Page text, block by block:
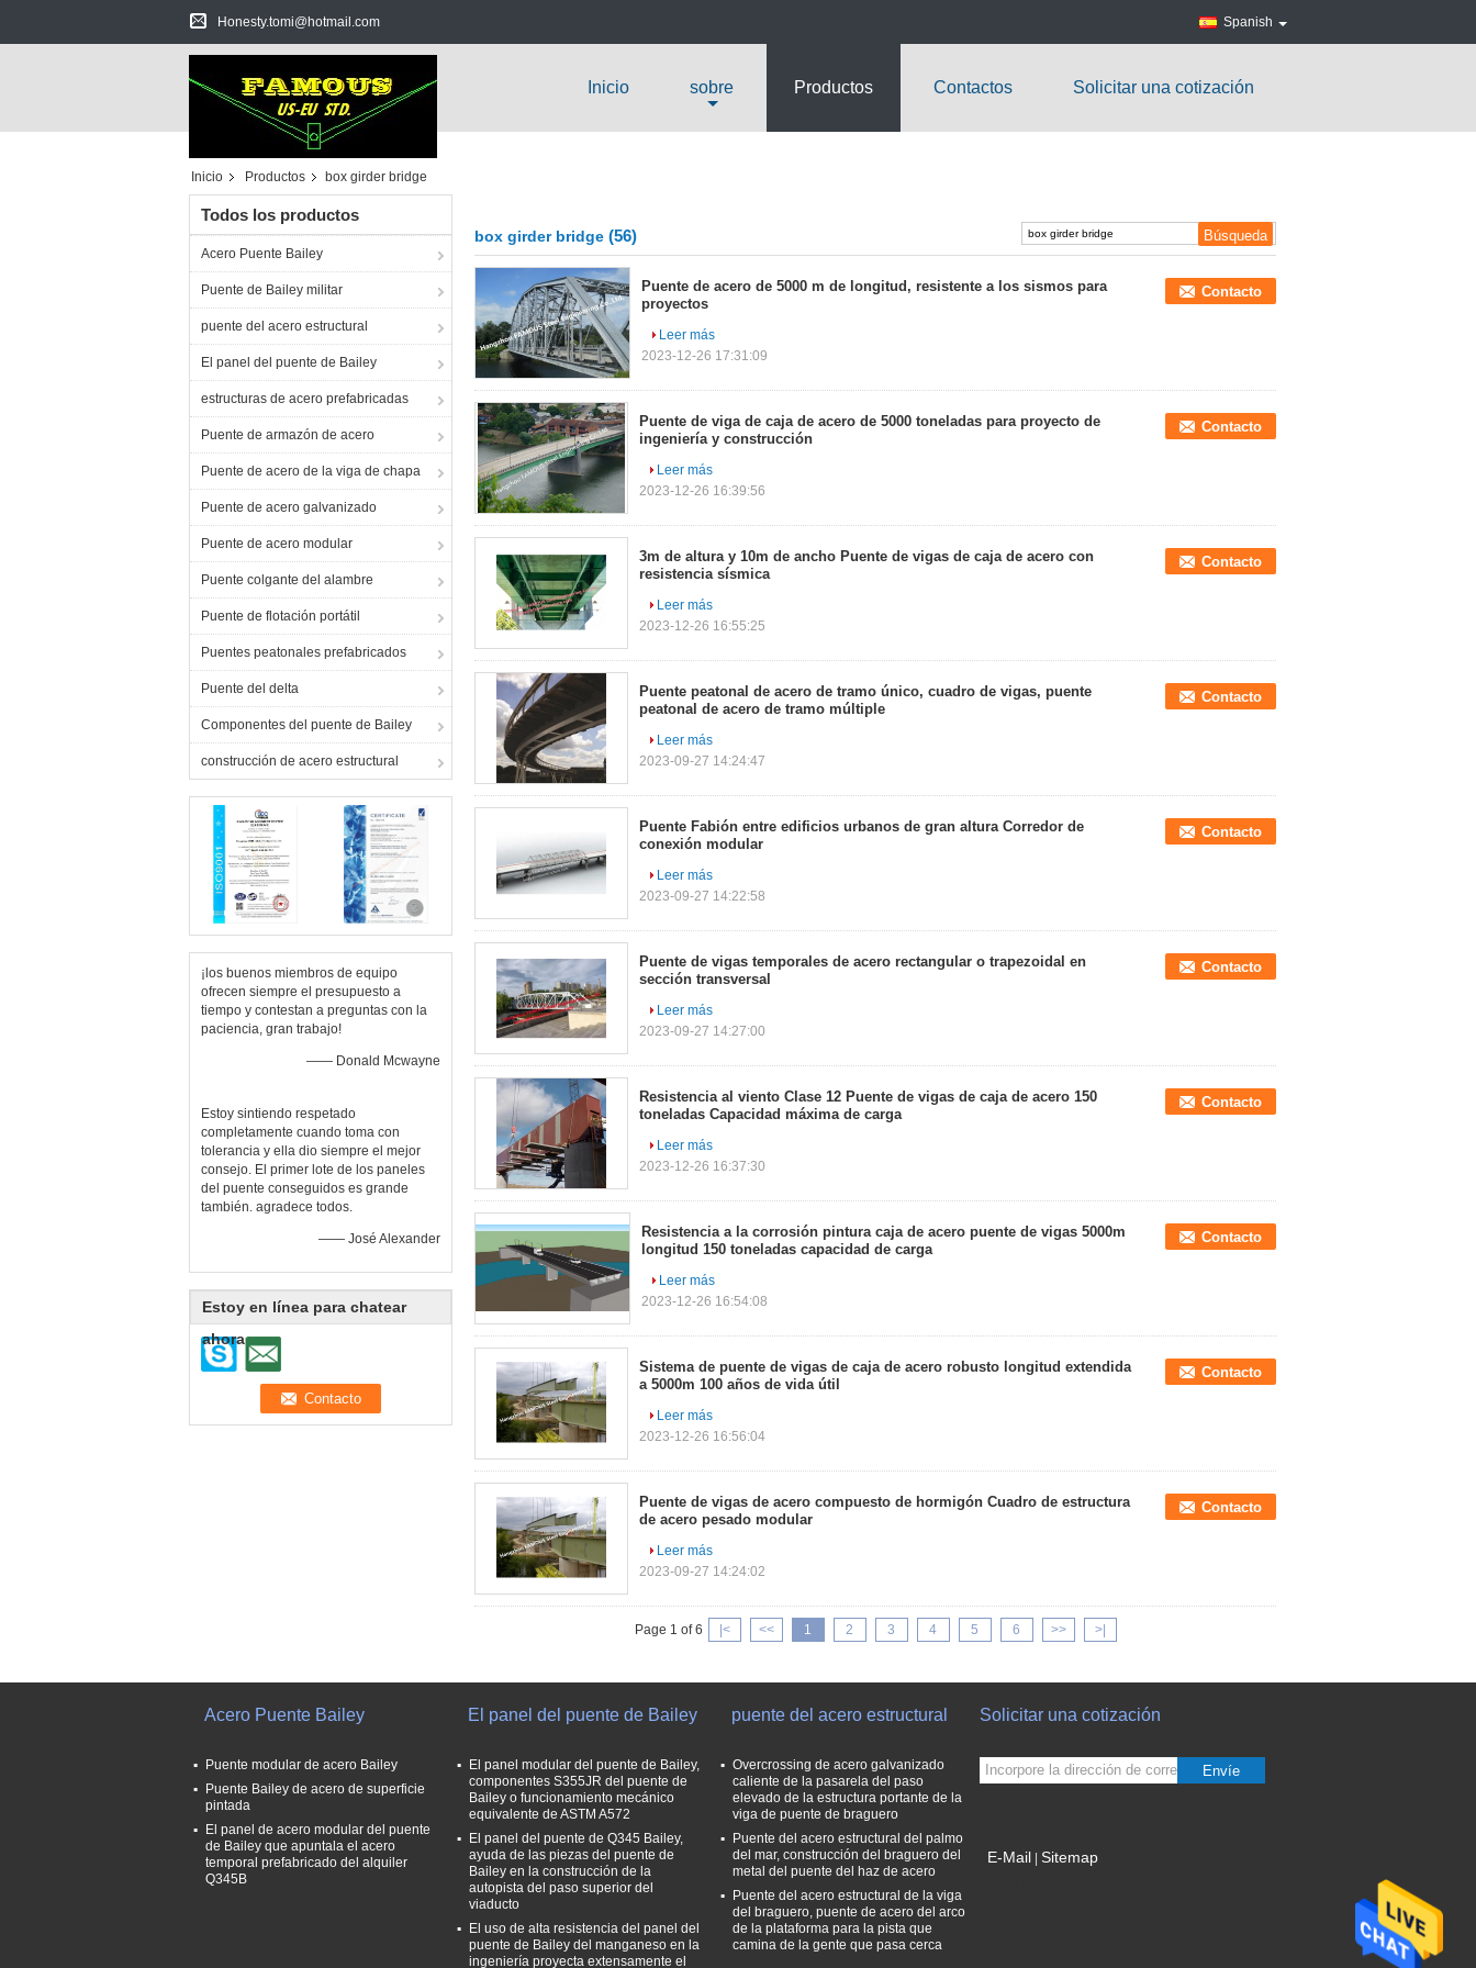
Honesty.tomi@hotmail.com Spanish
Inicio sobre Productos Contactos Solicitar una cotización
Inicio Productos box girder bridge
Todos los productos
Acero Puente Bailey
Puente de Bailey militar
puente del acero estructural
El panel del puente de Bailey
estructuras de acero prefabricadas
Puente de armazón de acero
Puente de acero de la viga de chapa
Puente de acero galvanizado
Puente de acero modular
Puente colgante del alambre
Puente de flotación portátil
Puentes peatonales prefabricados
Puente del delta
Componentes del puente de Bailey
construcción de acero estructural
¡los buenos miembros de equipo
ofrecen siempre el presupuesto a
tiempo y contestan a preguntas con la
paciencia, gran trabajo!
—— Donald Mcwayne
Estoy sintiendo respetado
completamente cuando toma con
tolerancia y ella dio siempre el mejor
consejo. El primer lote de los paneles
del puente conseguidos es grande
también. agradece todos.
—— José Alexander
Estoy en línea para chatear
ahora
box girder bridge (56)
Puente de acero de 5000 m de longitud, resistente a los sismos para
proyectos
Contacto
Leer más
2023-12-26 17:31:09
Puente de viga de caja de acero de 5000 toneladas para proyecto de
ingeniería y construcción
Contacto
Leer más
2023-12-26 16:39:56
3m de altura y 10m de ancho Puente de vigas de caja de acero con
resistencia sísmica
Contacto
Leer más
2023-12-26 16:55:25
Puente peatonal de acero de tramo único, cuadro de vigas, puente
peatonal de acero de tramo múltiple
Contacto
Leer más
2023-09-27 14:24:47
Puente Fabión entre edificios urbanos de gran altura Corredor de
conexión modular
Contacto
Leer más
2023-09-27 14:22:58
Puente de vigas temporales de acero rectangular o trapezoidal en
sección transversal
Contacto
Leer más
2023-09-27 14:27:00
Resistencia al viento Clase 12 Puente de vigas de caja de acero 150
toneladas Capacidad máxima de carga
Contacto
Leer más
2023-12-26 16:37:30
Resistencia a la corrosión pintura caja de acero puente de vigas 5000m
longitud 150 toneladas capacidad de carga
Contacto
Leer más
2023-12-26 16:54:08
Sistema de puente de vigas de caja de acero robusto longitud extendida
a 5000m 100 años de vida útil
Contacto
Leer más
2023-12-26 16:56:04
Puente de vigas de acero compuesto de hormigón Cuadro de estructura
de acero pesado modular
Contacto
Leer más
2023-09-27 14:24:02
Page 1 of 6 |< << 1 2 3 4 5 6 >> >|
Acero Puente Bailey
Puente modular de acero Bailey
Puente Bailey de acero de superficie
pintada
El panel de acero modular del puente
de Bailey que apuntala el acero
temporal prefabricado del alquiler
Q345B
El panel del puente de Bailey
El panel modular del puente de Bailey,
componentes S355JR del puente de
Bailey o funcionamiento mecánico
equivalente de ASTM A572
El panel del puente de Q345 Bailey,
ayuda de las piezas del puente de
Bailey en la construcción de la
autopista del paso superior del
viaducto
El uso de alta resistencia del panel del
puente de Bailey del manganeso en la
ingeniería proyecta extensamente el
puente del acero estructural
Overcrossing de acero galvanizado
caliente de la pasarela del paso
elevado de la estructura portante de la
viga de puente de braguero
Puente del acero estructural del palmo
del mar, construcción del braguero del
metal del puente del haz de acero
Puente del acero estructural de la viga
del braguero, puente de acero del arco
de la plataforma para la pista que
camina de la gente que pasa cerca
Solicitar una cotización
Envíe
E-Mail Sitemap